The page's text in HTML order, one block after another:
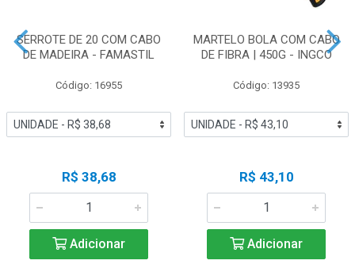
SERROTE DE 20 COM CABO
DE MADEIRA - FAMASTIL
Código: 16955
R$ 38,68
Adicionar
MARTELO BOLA COM CABO
DE FIBRA | 450G - INGCO
Código: 13935
R$ 43,10
Adicionar